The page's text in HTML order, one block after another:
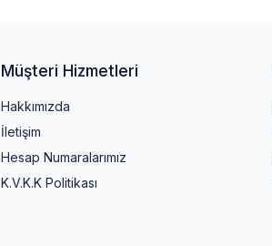
Müşteri Hizmetleri
Hakkımızda
İletişim
Hesap Numaralarımız
K.V.K.K Politikası